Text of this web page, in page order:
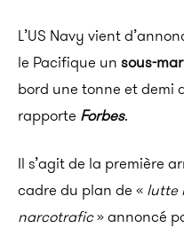
L’US Navy vient
le Pacifique un sous-
bord une tonne et demi
rapporte Forbes.
Il s’agit de la première
cadre du plan de « lutte
narcotrafic» annoncé